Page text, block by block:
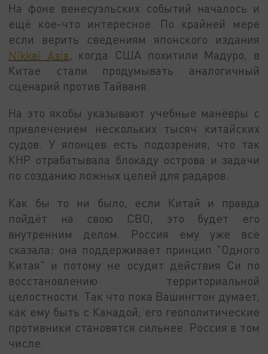
На фоне венесуэльских событий началось и
ещё кое-что интересное. По крайней мере
если верить сведениям японского издания
Nikkei Asia, когда США похитили Мадуро, в
Китае стали продумывать аналогичный
сценарий против Тайваня.
На это якобы указывают учебные манёвры с
привлечением нескольких тысяч китайских
судов. У японцев есть подозрения, что так
КНР отрабатывала блокаду острова и задачи
по созданию ложных целей для радаров.
Как бы то ни было, если Китай и правда
пойдёт на свою СВО, это будет его
внутренним делом. Россия ему уже всё
сказала: она поддерживает принцип "Одного
Китая" и потому не осудит действия Си по
восстановлению территориальной
целостности. Так что пока Вашингтон думает,
как ему быть с Канадой, его геополитические
противники становятся сильнее. Россия в том
числе.